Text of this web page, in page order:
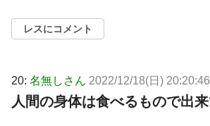
レスにコメント
20: 名無しさん 2022/12/18(日)
人間の身体は食べるもので出